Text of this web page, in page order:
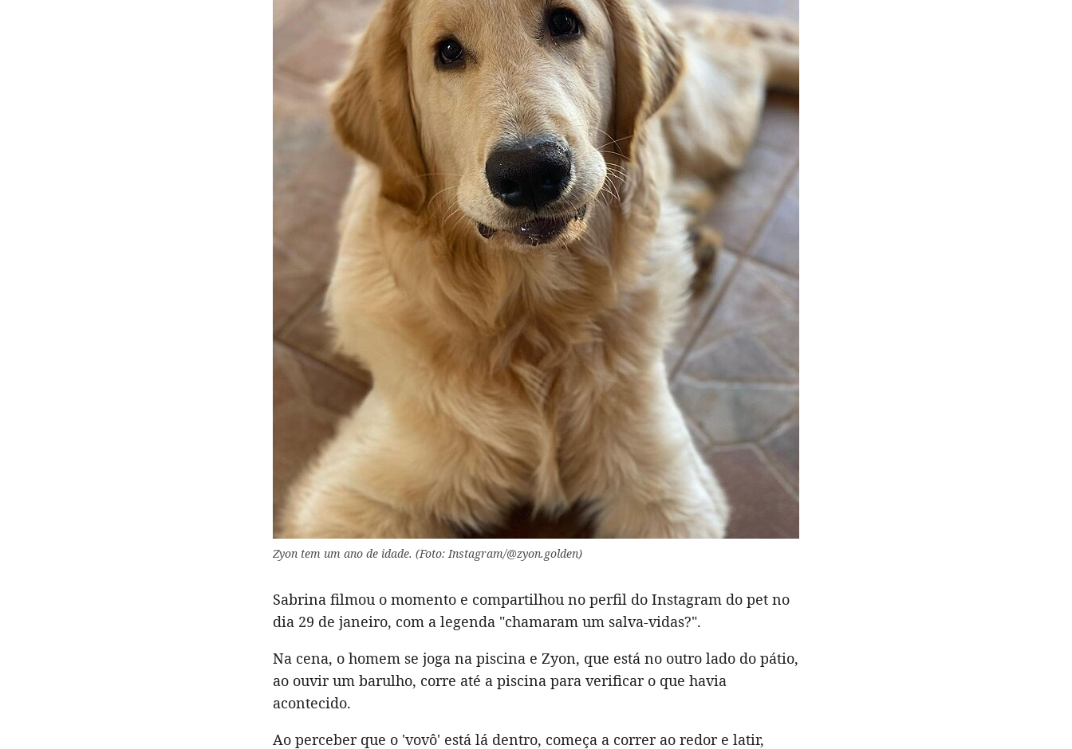
Zyon tem um ano de idade. (Foto: Instagram/@zyon.golden)
Sabrina filmou o momento e compartilhou no perfil do Instagram do pet no
dia 29 de janeiro, com a legenda "chamaram um salva-vidas?".
Na cena, o homem se joga na piscina e Zyon, que está no outro lado do pátio,
ao ouvir um barulho, corre até a piscina para verificar o que havia
acontecido.
Ao perceber que o 'vovô' está lá dentro, começa a correr ao redor e latir,